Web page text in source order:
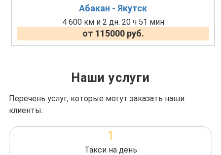
Абакан - Якутск
4 600 км и 2 дн. 20 ч 51 мин
от 115000 руб.
Наши услуги
Перечень услуг, которые могут заказать наши
клиенты:
1
Такси на день